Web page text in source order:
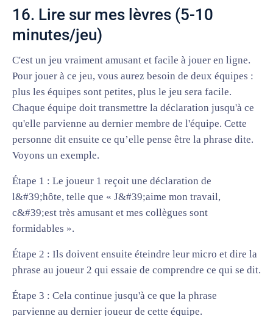
16. Lire sur mes lèvres (5-10
minutes/jeu)
C'est un jeu vraiment amusant et facile à jouer en ligne.
Pour jouer à ce jeu, vous aurez besoin de deux équipes :
plus les équipes sont petites, plus le jeu sera facile.
Chaque équipe doit transmettre la déclaration jusqu'à ce
qu'elle parvienne au dernier membre de l'équipe. Cette
personne dit ensuite ce qu’elle pense être la phrase dite.
Voyons un exemple.
Étape 1 : Le joueur 1 reçoit une déclaration de
l&#39;hôte, telle que « J&#39;aime mon travail,
c&#39;est très amusant et mes collègues sont
formidables ».
Étape 2 : Ils doivent ensuite éteindre leur micro et dire la
phrase au joueur 2 qui essaie de comprendre ce qui se dit.
Étape 3 : Cela continue jusqu'à ce que la phrase
parvienne au dernier joueur de cette équipe.